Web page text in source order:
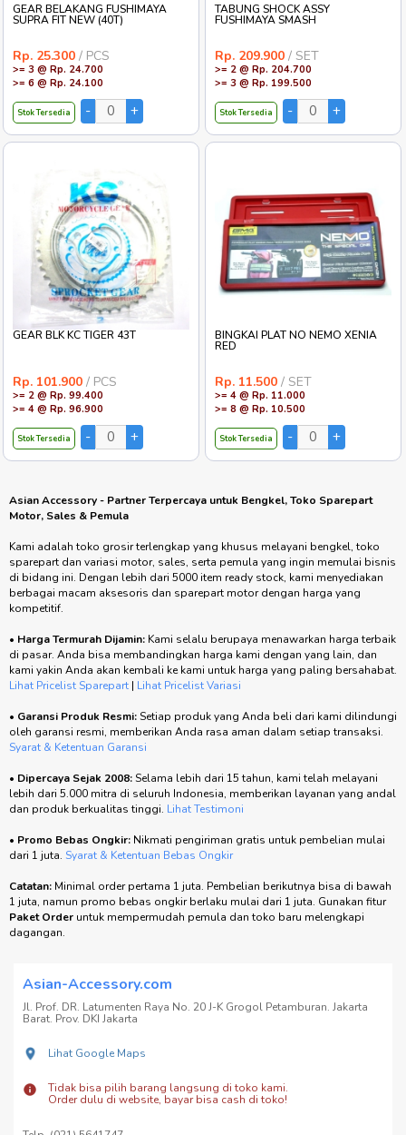
GEAR BELAKANG FUSHIMAYA
SUPRA FIT NEW (40T)
Rp. 25.300 / PCS
>= 3 @ Rp. 24.700
>= 6 @ Rp. 24.100
Stok Tersedia
TABUNG SHOCK ASSY
FUSHIMAYA SMASH
Rp. 209.900 / SET
>= 2 @ Rp. 204.700
>= 3 @ Rp. 199.500
Stok Tersedia
GEAR BLK KC TIGER 43T
Rp. 101.900 / PCS
>= 2 @ Rp. 99.400
>= 4 @ Rp. 96.900
Stok Tersedia
BINGKAI PLAT NO NEMO XENIA
RED
Rp. 11.500 / SET
>= 4 @ Rp. 11.000
>= 8 @ Rp. 10.500
Stok Tersedia
Asian Accessory - Partner Terpercaya untuk Bengkel, Toko Sparepart
Motor, Sales & Pemula
Kami adalah toko grosir terlengkap yang khusus melayani bengkel, toko
sparepart dan variasi motor, sales, serta pemula yang ingin memulai bisnis
di bidang ini. Dengan lebih dari 5000 item ready stock, kami menyediakan
berbagai macam aksesoris dan sparepart motor dengan harga yang
kompetitif.
• Harga Termurah Dijamin: Kami selalu berupaya menawarkan harga terbaik
di pasar. Anda bisa membandingkan harga kami dengan yang lain, dan
kami yakin Anda akan kembali ke kami untuk harga yang paling bersahabat.
Lihat Pricelist Sparepart | Lihat Pricelist Variasi
• Garansi Produk Resmi:Setiap produk yang Anda beli dari kami dilindungi
oleh garansi resmi, memberikan Anda rasa aman dalam setiap transaksi.
Syarat & Ketentuan Garansi
• Dipercaya Sejak 2008:Selama lebih dari 15 tahun, kami telah melayani
lebih dari 5.000 mitra di seluruh Indonesia, memberikan layanan yang andal
dan produk berkualitas tinggi. Lihat Testimoni
• Promo Bebas Ongkir: Nikmati pengiriman gratis untuk pembelian mulai
dari 1 juta. Syarat & Ketentuan Bebas Ongkir
Catatan: Minimal order pertama 1 juta. Pembelian berikutnya bisa di bawah
1 juta, namun promo bebas ongkir berlaku mulai dari 1 juta. Gunakan fitur
Paket Order untuk mempermudah pemula dan toko baru melengkapi
dagangan.
Asian-Accessory.com
Jl. Prof. DR. Latumenten Raya No. 20 J-K Grogol Petamburan. Jakarta
Barat. Prov. DKI Jakarta
Lihat Google Maps
Tidak bisa pilih barang langsung di toko kami.
Order dulu di website, bayar bisa cash di toko!